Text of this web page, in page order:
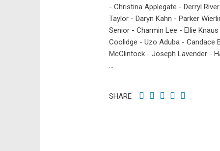
- Christina Applegate - Derryl
Taylor - Daryn Kahn - Parker
Senior - Charmin Lee - Ellie
Coolidge - Uzo Aduba - Candace
McClintock - Joseph Lavender -
...
SHARE